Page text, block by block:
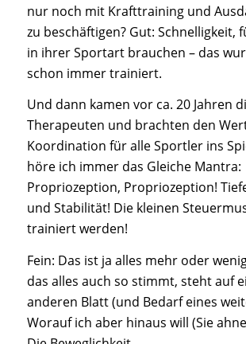
nur noch mit Krafttraining und
zu beschäftigen? Gut: Schnelligkeit,
in ihrer Sportart brauchen – das
schon immer trainiert.
Und dann kamen vor ca. 20 Jahren
Therapeuten und brachten den
Koordination für alle Sportler ins
höre ich immer das Gleiche Mantra:
Propriozeption, Propriozeption!
und Stabilität! Die kleinen
trainiert werden!
Fein: Das ist ja alles mehr oder
das alles auch so stimmt, steht auf
anderen Blatt (und Bedarf eines
Worauf ich aber hinaus will (Sie